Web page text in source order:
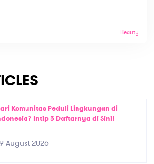
Beauty
Komunitas Peduli Lingkungan di
Intip 5 Daftarnya di Sini!
August 2026